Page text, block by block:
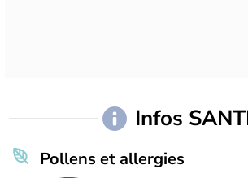
Infos
Pollens et allergies